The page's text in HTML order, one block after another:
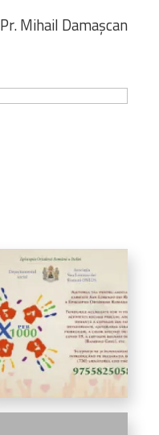
Pr. Mihail Damașcan